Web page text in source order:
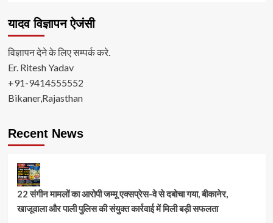
यादव विज्ञापन ऐजंसी
विज्ञापन देने के लिए सम्पर्क करे.
Er. Ritesh Yadav
+91-9414555552
Bikaner,Rajasthan
Recent News
22 संगीन मामलों का आरोपी जम्मू एक्सप्रेस-वे से दबोचा गया, बीकानेर,
खाजूवाला और पाली पुलिस की संयुक्त कार्रवाई में मिली बड़ी सफलता